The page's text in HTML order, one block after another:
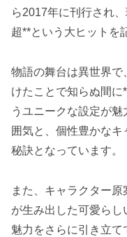
ら2017年に刊行され
超**という大ヒットを
物語の舞台は異世界
けたことで知らぬ間
うユニークな設定が
囲気と、個性豊かな
秘訣となっています。
また、キャラクター
が生み出した可愛ら
魅力をさらに引き立